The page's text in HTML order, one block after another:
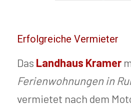
Erfolgreiche Vermieter
Das Landhaus Kramer
Ferienwohnungen in
vermietet nach dem